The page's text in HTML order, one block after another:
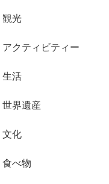
観光
アクティビティー
生活
世界遺産
文化
食べ物